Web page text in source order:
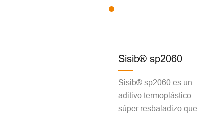
Sisib® sp2060
Sisib® sp2060 es un
aditivo termoplástico
súper resbaladizo que